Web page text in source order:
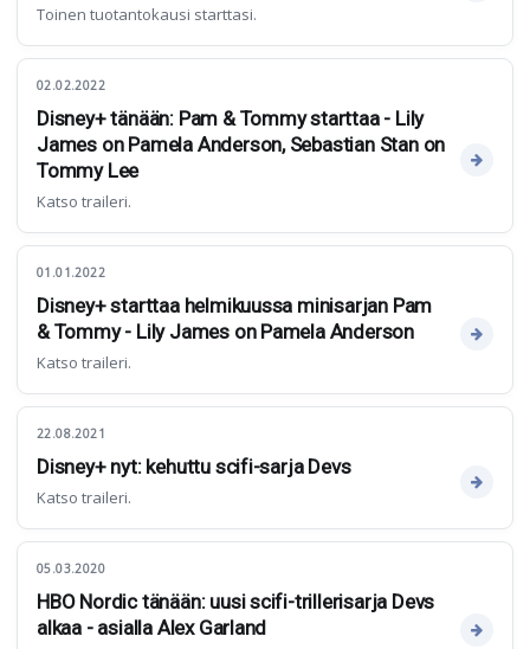
Toinen tuotantokausi starttasi.
02.02.2022
Disney+ tänään: Pam & Tommy starttaa - Lily
James on Pamela Anderson, Sebastian Stan on
Tommy Lee
Katso traileri.
01.01.2022
Disney+ starttaa helmikuussa minisarjan Pam
& Tommy - Lily James on Pamela Anderson
Katso traileri.
22.08.2021
Disney+ nyt: kehuttu scifi-sarja Devs
Katso traileri.
05.03.2020
HBO Nordic tänään: uusi scifi-trillerisarja Devs
alkaa - asialla Alex Garland